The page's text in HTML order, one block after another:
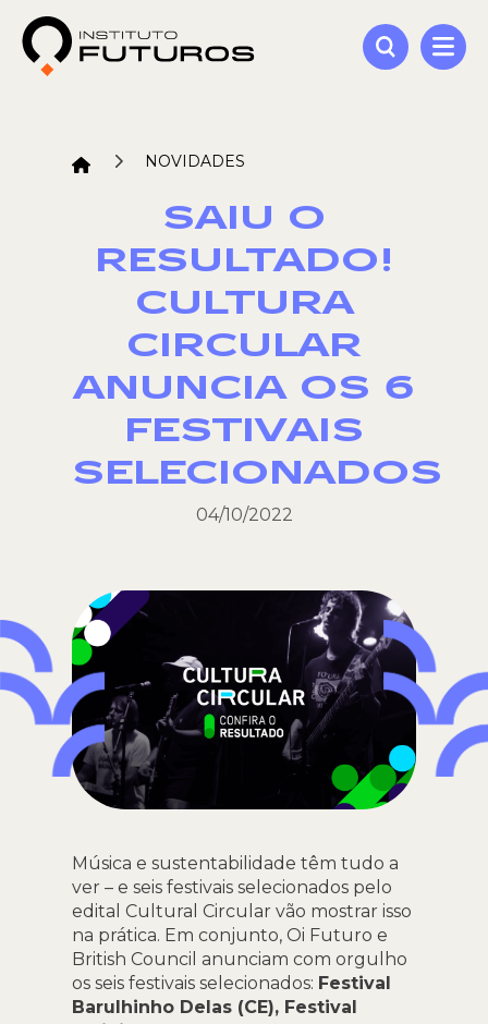
NOVIDADES
SAIU O
RESULTADO!
CULTURA
CIRCULAR
ANUNCIA OS 6
FESTIVAIS
SELECIONADOS
04/10/2022
Música e sustentabilidade têm tudo a
ver – e seis festivais selecionados pelo
edital Cultural Circular vão mostrar isso
na prática. Em conjunto, Oi Futuro e
British Council anunciam com orgulho
os seis festivais selecionados: Festival
Barulhinho Delas (CE), Festival